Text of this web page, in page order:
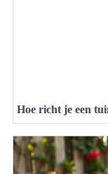
Hoe richt je een